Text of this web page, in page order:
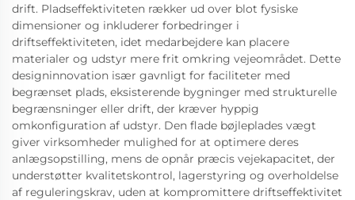
drift. Pladseffektiviteten rækker ud over blot fysiske
dimensioner og inkluderer forbedringer i
driftseffektiviteten, idet medarbejdere kan placere
materialer og udstyr mere frit omkring vejeområdet. Dette
designinnovation især gavnligt for faciliteter med
begrænset plads, eksisterende bygninger med strukturelle
begrænsninger eller drift, der kræver hyppig
omkonfiguration af udstyr. Den flade bøjleplades vægt
giver virksomheder mulighed for at optimere deres
anlægsopstilling, mens de opnår præcis vejekapacitet, der
understøtter kvalitetskontrol, lagerstyring og overholdelse
af reguleringskrav, uden at kompromittere driftseffektivitet